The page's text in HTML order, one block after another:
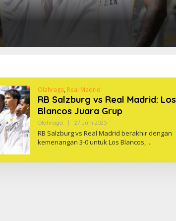
Olahraga, Real Madrid
RB Salzburg vs Real Madrid: Los
Blancos Juara Grup
Olahraga | 27 Juni 2025Oleh
RB Salzburg vs Real Madrid berakhir dengan
kemenangan 3-0 untuk Los Blancos,